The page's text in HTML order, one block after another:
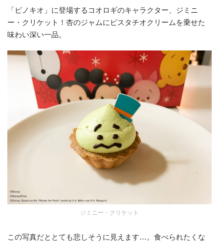
「ピノキオ」に登場するコオロギのキャラクター、ジミニ
ー・クリケット！杏のジャムにピスタチオクリームを乗せた
味わい深い一品。
ジミニー・クリケット
この写真だととても悲しそうに見えます…。食べられたくな